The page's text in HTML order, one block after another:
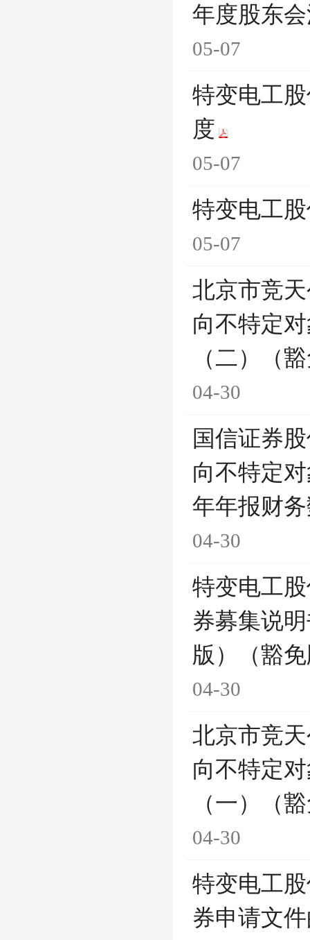
年度股东
05-07
特变电工
度
05-07
特变电工
05-07
北京市竞
向不特定
（二）（
04-30
国信证券
向不特定
年年报财
04-30
特变电工
券募集说
版）（豁
04-30
北京市竞
向不特定
（一）（
04-30
特变电工
券申请文